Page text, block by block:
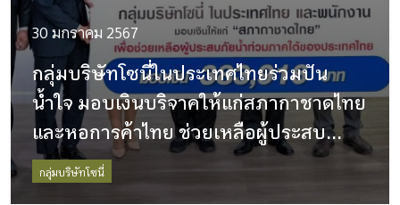
30 มกราคม 2567
กลุ่มบริษัทโซนี่ในประเทศไทยร่วมปัน
น้ำใจ มอบเงินบริจาคให้แก่สภากาชาดไทย
และหอการค้าไทย ช่วยเหลือผู้ประสบ
อุทกภัยภาคใต้ และผู้ประสบภัยแผ่นดิน
ไหวในประเทศญี่ปุ่น
กลุ่มบริษัทโซนี่